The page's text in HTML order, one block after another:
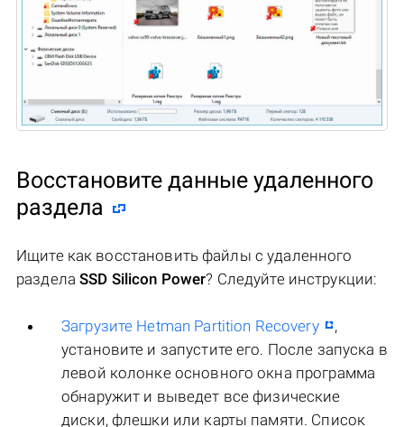
Восстановите данные удаленного
раздела
Ищите как восстановить файлы c удаленного
разделаSSD Silicon Power? Следуйте инструкции:
Загрузите Hetman Partition Recovery
,
установите и запустите его. После запуска в
левой колонке основного окна программа
обнаружит и выведет все физические
диски, флешки или карты памяти. Список